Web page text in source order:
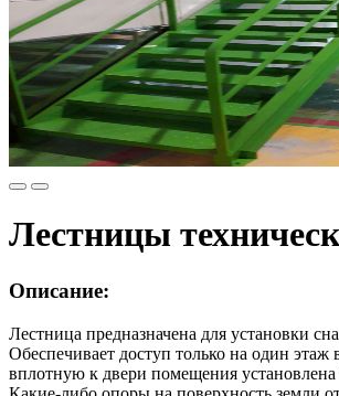
Лестницы
Описание:
Лестница предназначена для установки
Обеспечивает доступ только на один этаж
вплотную к двери помещения